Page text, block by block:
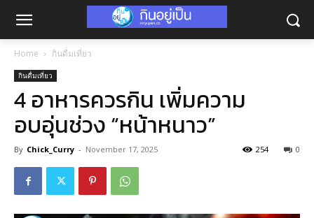
Home กินดื่มเที่ยว
กินดื่มเที่ยว
4 อาหารควรกิน เพิ่มความ
อบอุ่นช่วง “หน้าหนาว”
By Chick_Curry - November 17, 2025 0
254